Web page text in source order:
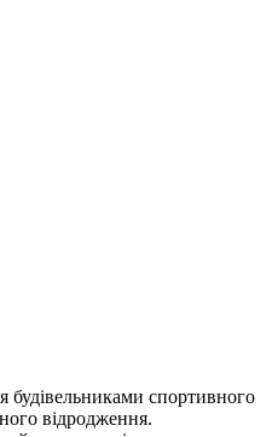
будівельниками спортивного
відродження.